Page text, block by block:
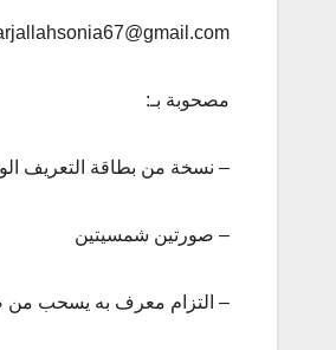
مصحوبة بـ:
– نسخة من بطاقة التعريف
– صورتين شمسيتين
– التزام معرف به يسحب من